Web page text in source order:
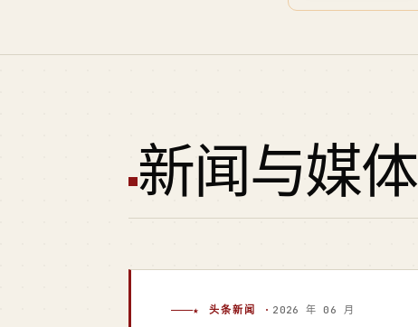
新闻与媒体
★ 头条新闻 · 2026 年 06 月